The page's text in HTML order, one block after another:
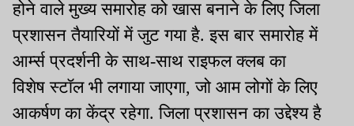
होने वाले मुख्य समारोह को खास बनाने के लिए जिला
प्रशासन तैयारियों में जुट गया है. इस बार समारोह में
आर्म्स प्रदर्शनी के साथ-साथ राइफल क्लब का
विशेष स्टॉल भी लगाया जाएगा, जो आम लोगों के लिए
आकर्षण का केंद्र रहेगा. जिला प्रशासन का उद्देश्य है